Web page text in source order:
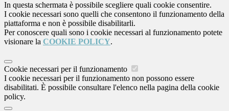
In questa schermata è possibile scegliere quali cookie consentire.
I cookie necessari sono quelli che consentono il funzionamento della
piattaforma e non è possibile disabilitarli.
Per conoscere quali sono i cookie necessari al funzionamento potete
visionare la COOKIE POLICY.
Cookie necessari per il funzionamento
I cookie necessari per il funzionamento non possono essere
disabilitati. È possibile consultare l'elenco nella pagina della cookie
policy.